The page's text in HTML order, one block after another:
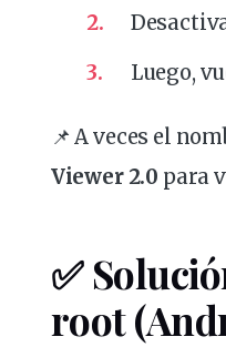
Luego,
📌 A veces el
Viewer 2.0 para
✅
root